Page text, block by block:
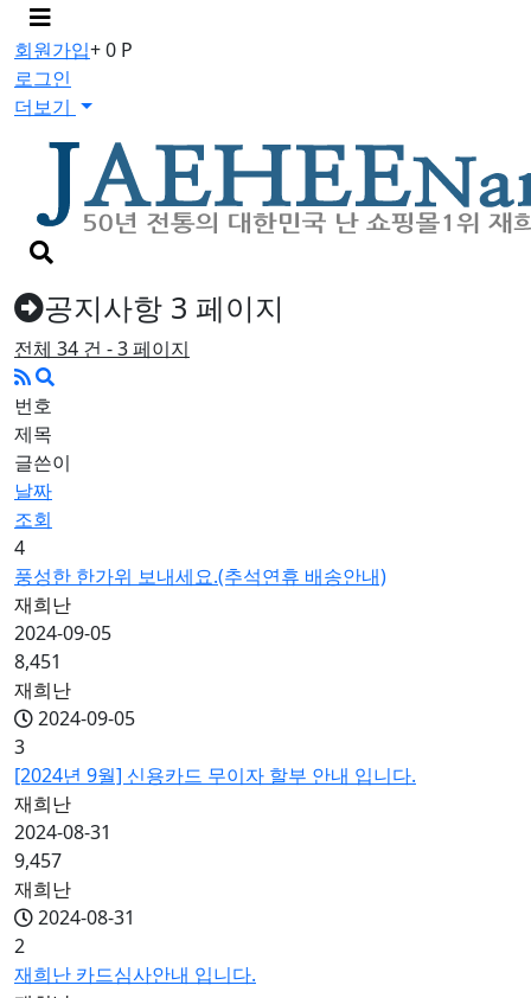
메
뉴
버
튼
회원가입+ 0 P
로그인
더보기
검
색
버
튼공지사항 3 페이지
전체 34 건 - 3 페이지
번호
제목
글쓴이
날짜
조회
4
풍성한 한가위 보내세요.(추석연휴 배송안내)
재희난
2024-09-05
8,451
재희난
2024-09-05
3
[2024년 9월] 신용카드 무이자 할부 안내 입니다.
재희난
2024-08-31
9,457
재희난
2024-08-31
2
재희난 카드심사안내 입니다.